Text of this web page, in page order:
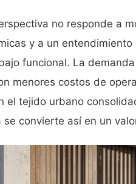
no responde a
y a un
funcional. La
menores costos de
el tejido urbano
se convierte así en un